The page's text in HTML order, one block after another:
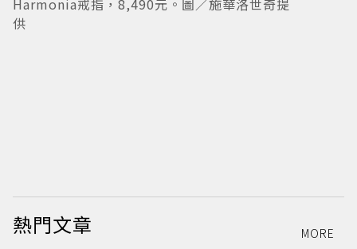
Harmonia戒指，8,490元。圖／施華洛世奇提
供
熱門文章 MORE